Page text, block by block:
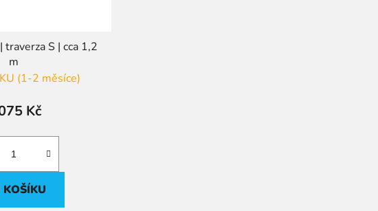
traverza S | cca 1,2
m
(1-2 měsíce)
Kč